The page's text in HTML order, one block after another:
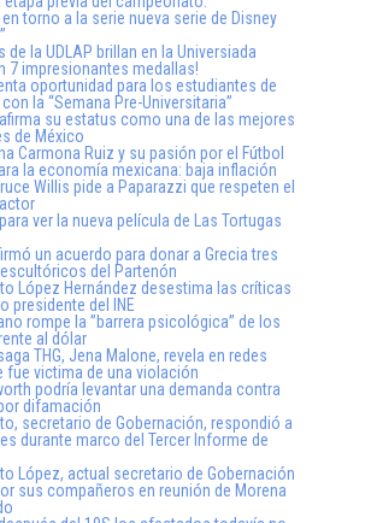
en torno a la serie nueva serie de Disney
de la UDLAP brillan en la Universiada
7 impresionantes medallas!
oportunidad para los estudiantes de
la “Semana Pre-Universitaria”
su estatus como una de las mejores
de México
Carmona Ruiz y su pasión por el Fútbol
la economía mexicana: baja inflación
Willis pide a Paparazzi que respeten el
ver la nueva película de Las Tortugas
un acuerdo para donar a Grecia tres
del Partenón
López Hernández desestima las críticas
presidente del INE
rompe la ”barrera psicológica” de los
al dólar
THG, Jena Malone, revela en redes
fue victima de una violación
podría levantar una demanda contra
difamación
secretario de Gobernación, respondió a
durante marco del Tercer Informe de
López, actual secretario de Gobernación
sus compañeros en reunión de Morena